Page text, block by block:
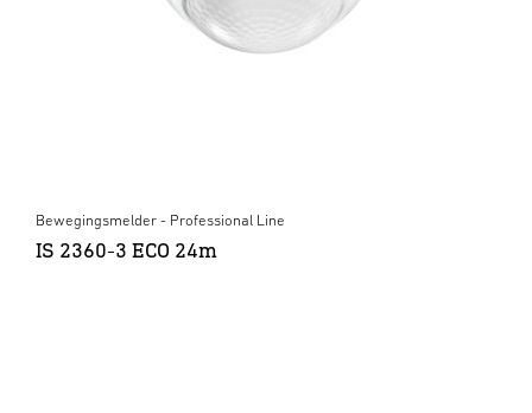
Bewegingsmelder - Professional Line
IS 2360-3 ECO 24m